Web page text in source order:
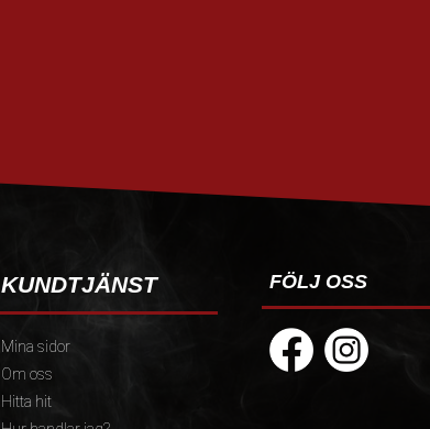
KUNDTJÄNST
Mina sidor
Om oss
Hitta hit
FÖLJ OSS